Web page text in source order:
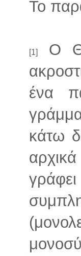
Το
[1]
Ο
ένα
κάτω